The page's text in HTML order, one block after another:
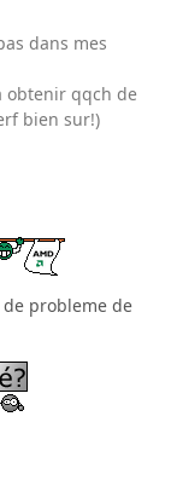
dans mes
obtenir qqch de
bien sur!)
probleme de